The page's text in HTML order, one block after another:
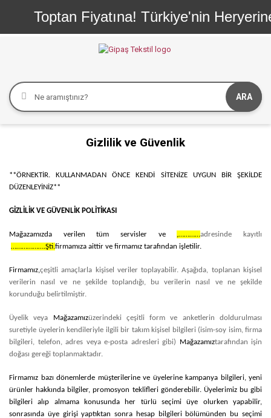
Toptan Fiyatına! Türkiye'nin Heryerine
ARA
Gizlilik ve Güvenlik
**ÖRNEKTİR. KULLANMADAN ÖNCE KENDİ SİTENİZE UYGUN BİR ŞEKİLDE
DÜZENLEYİNİZ**
GİZLİLİK VE GÜVENLİK POLİTİKASI
Mağazamızda verilen tüm servisler ve ,…………adresinde kayıtlı
……………….Şti.firmamıza aittir ve firmamız tarafından işletilir.
Firmamız,çeşitli amaçlarla kişisel veriler toplayabilir. Aşağıda, toplanan kişisel
verilerin nasıl ve ne şekilde toplandığı, bu verilerin nasıl ve ne şekilde
korunduğu belirtilmiştir.
Üyelik veya Mağazamızüzerindeki çeşitli form ve anketlerin doldurulması
suretiyle üyelerin kendileriyle ilgili bir takım kişisel bilgileri (isim-soy isim, firma
bilgileri, telefon, adres veya e-posta adresleri gibi)
Mağazamıztarafından işin
doğası gereği toplanmaktadır.
Firmamız bazı dönemlerde müşterilerine ve üyelerine kampanya bilgileri, yeni
ürünler hakkında bilgiler, promosyon teklifleri gönderebilir. Üyelerimiz bu gibi
bilgileri alıp almama konusunda her türlü seçimi üye olurken yapabilir,
sonrasında üye girişi yaptıktan sonra hesap bilgileri bölümünden bu seçimi